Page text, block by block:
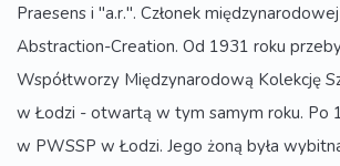
Praesens i "a.r.". Członek
Abstraction-Creation. Od 1931 roku
Współtworzy Międzynarodową Kolekcję
w Łodzi - otwartą w tym samym roku. Po
w PWSSP w Łodzi. Jego żoną była